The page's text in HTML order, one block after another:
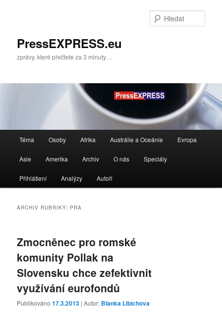
paneluPressEXPRESS.eu
zprávy, které přečtete za 3 minuty…
navigační
Téma Osoby Afrika Austrálie a Oceánie Evropa
Asie Amerika Archiv O nás Speciály
Přihlášení Analýzy Autoři
ARCHIV RUBRIKY: PRA
Zmocněnec pro romské
komunity Pollak na
Slovensku chce zefektivnit
využívání eurofondů
Publikováno17.3.2013 | Autor: Blanka Libichova